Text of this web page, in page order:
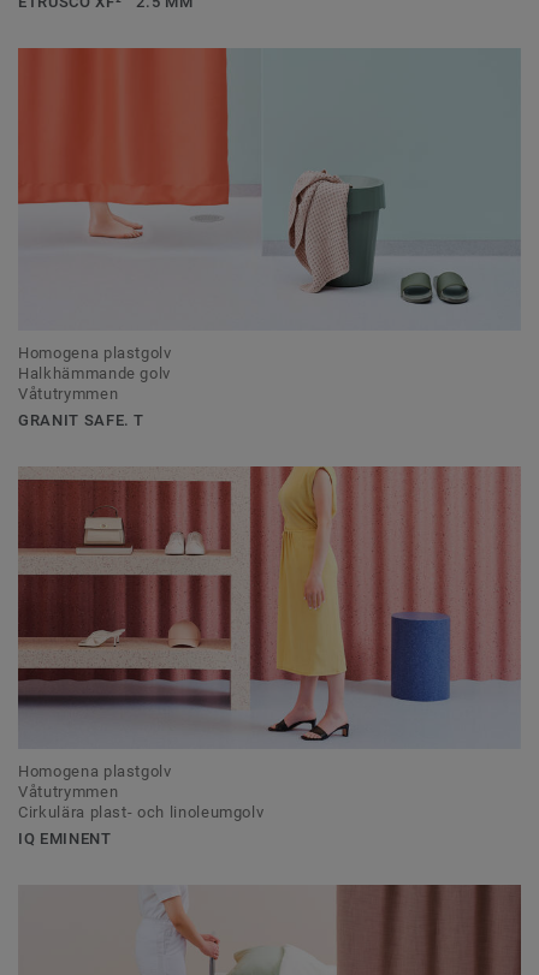
Homogena plastgolv
Halkhämmande golv
Våtutrymmen
GRANIT SAFE. T
Homogena plastgolv
Våtutrymmen
Cirkulära plast- och linoleumgolv
IQ EMINENT